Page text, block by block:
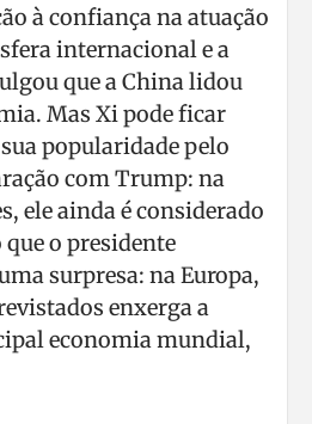
à confiança na atuação
internacional e a
que a China lidou
Mas Xi pode ficar
popularidade pelo
com Trump: na
ele ainda é considerado
o presidente
surpresa: na Europa,
enxerga a
economia mundial,